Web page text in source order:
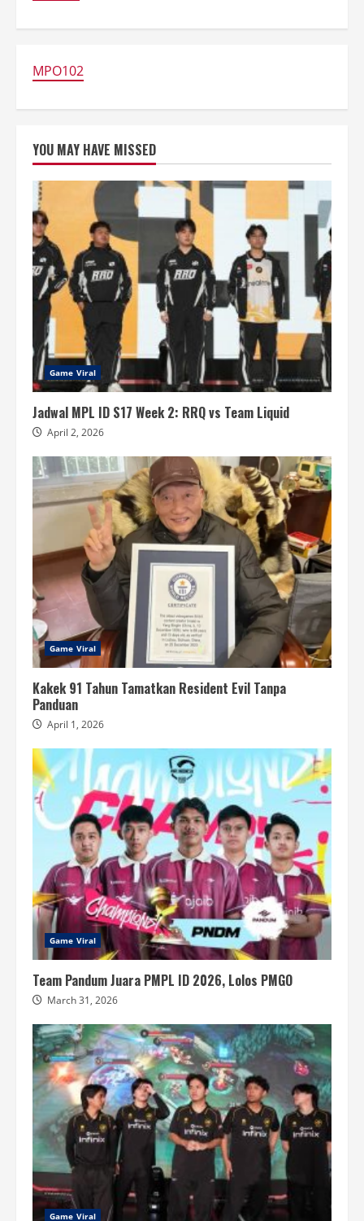
MPO102
YOU MAY HAVE MISSED
Game Viral
Jadwal MPL ID S17 Week 2: RRQ vs Team Liquid
April 2, 2026
Game Viral
Kakek 91 Tahun Tamatkan Resident Evil Tanpa
Panduan
April 1, 2026
Game Viral
Team Pandum Juara PMPL ID 2026, Lolos PMGO
March 31, 2026
Game Viral